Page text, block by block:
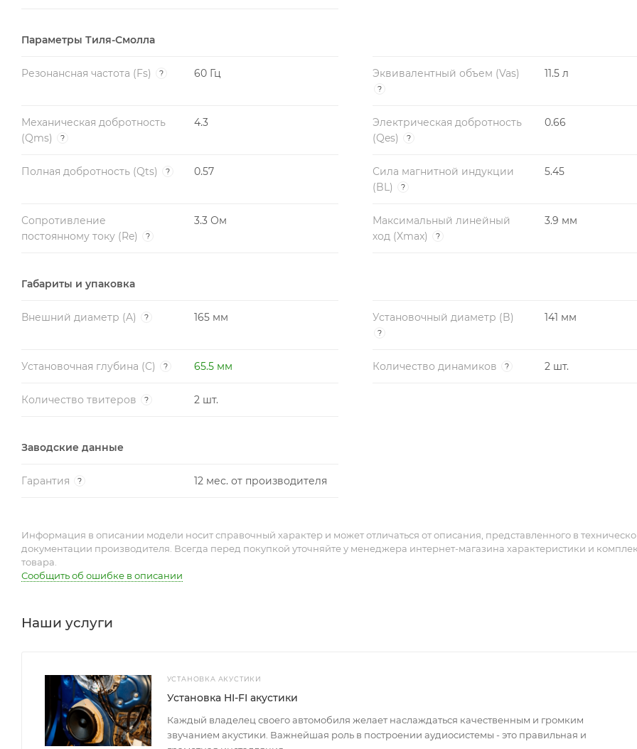
Параметры Тиля-Смолла
Резонансная частота (Fs) ? 60 Гц Эквивалентный объем (Vas)
?
11.5 л
Механическая добротность
(Qms)
?
4.3
Электрическая добротность
(Qes)
?
0.66
Полная добротность (Qts) ? 0.57
Сила магнитной индукции
(BL)
?
5.45
Сопротивление
постоянному току (Re)
?
3.3 Ом
Максимальный линейный
ход (Xmax)
?
3.9 мм
Габариты и упаковка
Внешний диаметр (A) ? 165 мм Установочный диаметр (B)
?
141 мм
Установочная глубина (C) ? 65.5 мм Количество динамиков ? 2 шт.
Количество твитеров ? 2 шт.
Заводские данные
Гарантия ? 12 мес. от производителя
Информация в описании модели носит справочный характер и может отличаться от описания, представленного в
документации производителя. Всегда перед покупкой уточняйте у менеджера интернет-магазина характеристики и
товара.
Сообщить об ошибке в описании
Наши услуги
УСТАНОВКА АКУСТИКИ
Установка HI-FI акустики
Каждый владелец своего автомобиля желает наслаждаться качественным и громким
звучанием акустики. Важнейшая роль в построении аудиосистемы - это правильная и